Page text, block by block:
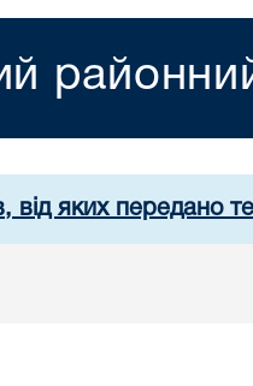
від яких передано